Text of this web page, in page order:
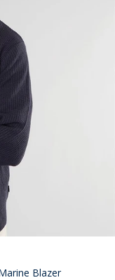
Blazer